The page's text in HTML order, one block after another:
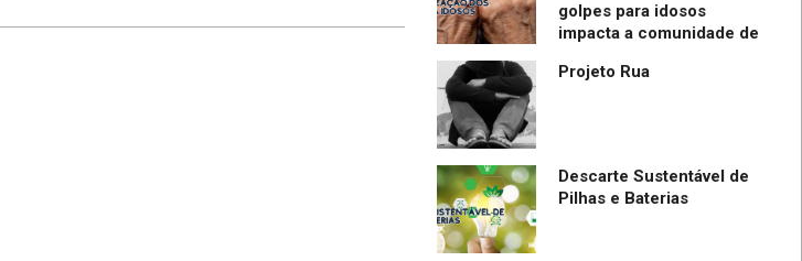
golpes para idosos
impacta a comunidade de
Projeto Rua
Descarte Sustentável de
Pilhas e Baterias